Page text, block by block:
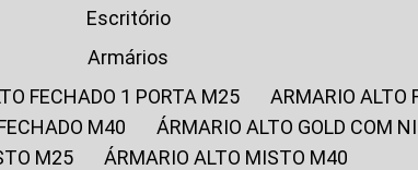
Escritório
Armários
FECHADO 1 PORTA M25
ARMARIO
M40
ÁRMARIO ALTO GOLD COM
M25
ÁRMARIO ALTO MISTO M40